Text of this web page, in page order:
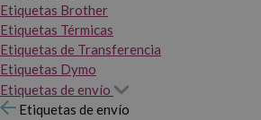
Etiquetas Brother
Etiquetas Térmicas
Etiquetas de Transferencia
Etiquetas Dymo
Etiquetas de envío
Etiquetas de envío